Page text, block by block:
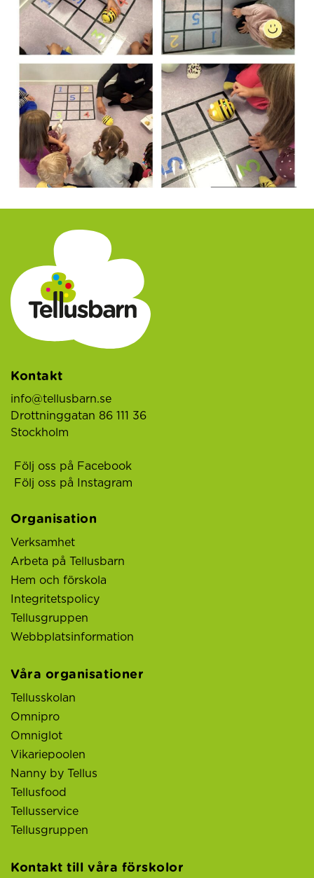
Kontakt
info@tellusbarn.se
Drottninggatan 86 111 36
Stockholm
Följ oss på Facebook
Följ oss på Instagram
Organisation
Verksamhet
Arbeta på Tellusbarn
Hem och förskola
Integritetspolicy
Tellusgruppen
Webbplatsinformation
Våra organisationer
Tellusskolan
Omnipro
Omniglot
Vikariepoolen
Nanny by Tellus
Tellusfood
Tellusservice
Tellusgruppen
Kontakt till våra förskolor